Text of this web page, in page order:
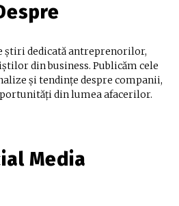
știri dedicată antreprenorilor,
din business. Publicăm cele
și tendințe despre companii,
din lumea afacerilor.
Media